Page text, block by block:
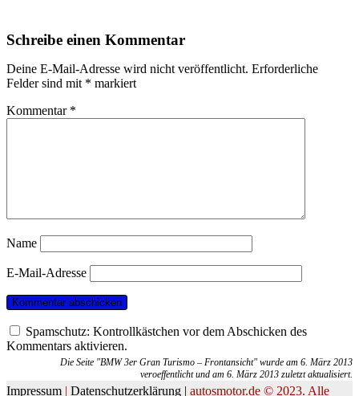
Schreibe einen Kommentar
Deine E-Mail-Adresse wird nicht veröffentlicht. Erforderliche
Felder sind mit * markiert
Kommentar *
Name
E-Mail-Adresse
Spamschutz: Kontrollkästchen vor dem Abschicken des
Kommentars aktivieren.
Die Seite "BMW 3er Gran Turismo – Frontansicht" wurde am 6. März 2013
veroeffentlicht und am 6. März 2013 zuletzt aktualisiert.
Impressum | Datenschutzerklärung | autosmotor.de © 2023. Alle